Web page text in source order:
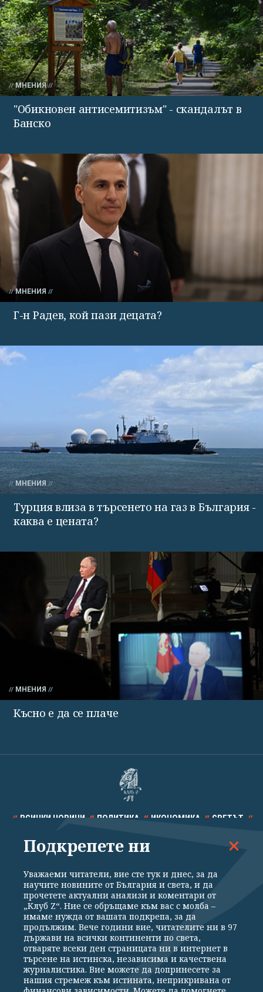
МНЕНИЯ
"Обикновен антисемитизъм" - скандалът в
Банско
МНЕНИЯ
Г-н Радев, кой пази децата?
МНЕНИЯ
Турция влиза в търсенето на газ в България -
каква е цената?
МНЕНИЯ
Късно е да се плаче
ВСИЧКИ НОВИНИ ПОЛИТИКА ИКОНОМИКА СВЕТЪТ
СПОРТ КУЛТУРА ТЕХНОЛОГИИ КАЛЕЙДОСКОП
Общи условия
Политика за поверителност
Реклама
Партньори Контакти
За Клуб Z
Екип
Подкрепете ни
Подкрепете ни
Уважаеми читатели, вие сте тук и днес, за да
научите новините от България и света, и да
прочетете актуални анализи и коментари от
„Клуб Z“. Ние се обръщаме към вас с молба –
имаме нужда от вашата подкрепа, за да
продължим. Вече години вие, читателите ни в 97
държави на всички континенти по света,
отваряте всеки ден страницата ни в интернет в
търсене на истинска, независима и качествена
журналистика. Вие можете да допринесете за
нашия стремеж към истината, неприкривана от